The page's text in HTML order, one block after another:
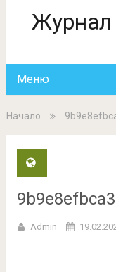
Журнал
Меню
Начало
Admin